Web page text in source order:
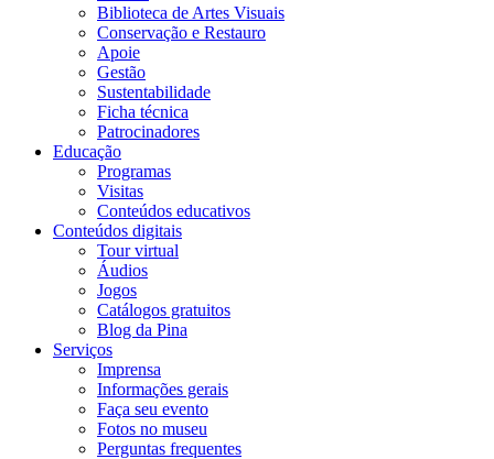
Biblioteca de Artes Visuais
Conservação e Restauro
Apoie
Gestão
Sustentabilidade
Ficha técnica
Patrocinadores
Educação
Programas
Visitas
Conteúdos educativos​
Conteúdos digitais
Tour virtual
Áudios
Jogos
Catálogos gratuitos
Blog da Pina
Serviços
Imprensa
Informações gerais
Faça seu evento
Fotos no museu
Perguntas frequentes